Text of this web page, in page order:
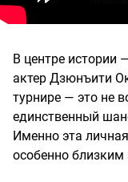
В центре истории
актер Дзюнъити
турнире — это не
единственный
Именно эта
особенно